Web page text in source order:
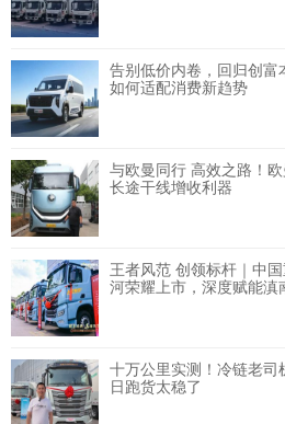
告别低价内卷，回归创
如何适配消费新趋势
与欧曼同行 高效之路！
长途干线增收利器
王者风范 创领标杆｜中
河荣耀上市，深度赋能滇
十万公里实测！冷链老
日跑货太稳了